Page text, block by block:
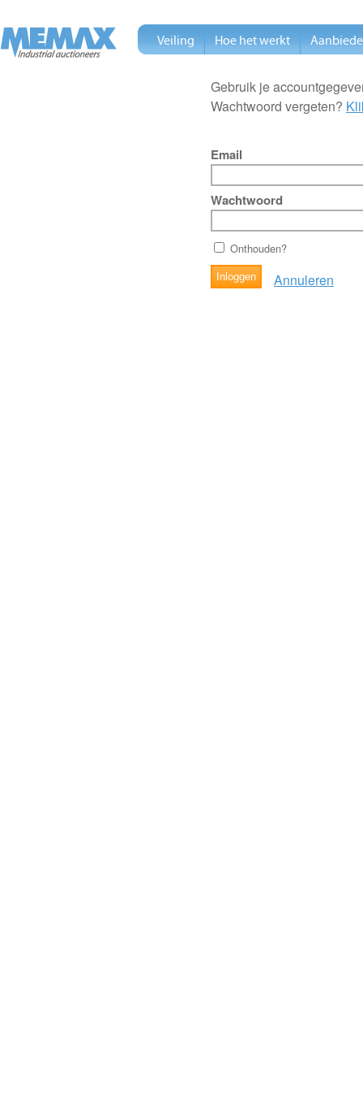
Gebruik je
Wachtwoord vergeten?
Email
Wachtwoord
Onthouden?
Annuleren
Veiling Hoe het werkt